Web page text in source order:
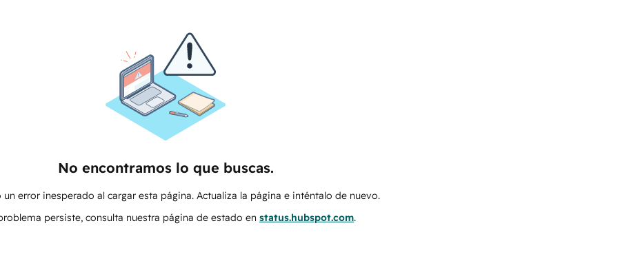
No encontramos lo que buscas.
un error inesperado al cargar esta página. Actualiza la página e inténtalo de nuevo.
persiste, consulta nuestra página de estado en status.hubspot.com.